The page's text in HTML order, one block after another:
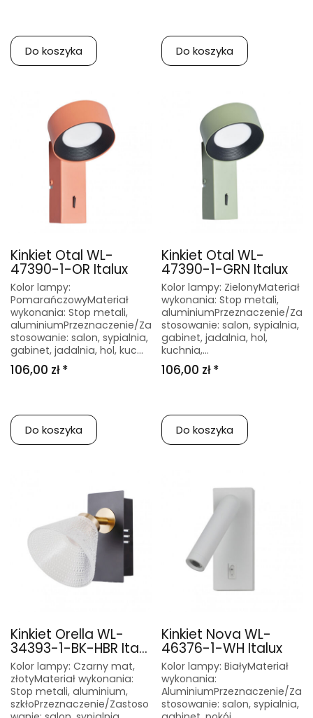
Do koszyka Do koszyka
Kinkiet Otal WL-
47390-1-OR Italux
Kolor lampy:
PomarańczowyMateriał
wykonania: Stop metali,
aluminiumPrzeznaczenie/Za
stosowanie: salon, sypialnia,
gabinet, jadalnia, hol, kuc...
106,00 zł *
Do koszyka
Kinkiet Otal WL-
47390-1-GRN Italux
Kolor lampy: ZielonyMateriał
wykonania: Stop metali,
aluminiumPrzeznaczenie/Za
stosowanie: salon, sypialnia,
gabinet, jadalnia, hol,
kuchnia,...
106,00 zł *
Do koszyka
Kinkiet Orella WL-
34393-1-BK-HBR Ita...
Kolor lampy: Czarny mat,
złotyMateriał wykonania:
Stop metali, aluminium,
szkłoPrzeznaczenie/Zastoso
Kinkiet Nova WL-
46376-1-WH Italux
Kolor lampy: BiałyMateriał
wykonania:
AluminiumPrzeznaczenie/Za
stosowanie: salon, sypialnia,